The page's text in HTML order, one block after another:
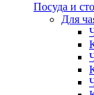
Посуда и
Для